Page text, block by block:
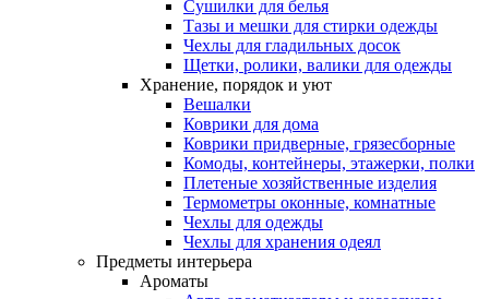
Сушилки для белья
Тазы и мешки для стирки одежды
Чехлы для гладильных досок
Щетки, ролики, валики для одежды
Хранение, порядок и уют
Вешалки
Коврики для дома
Коврики придверные, грязесборные
Комоды, контейнеры, этажерки, полки
Плетеные хозяйственные изделия
Термометры оконные, комнатные
Чехлы для одежды
Чехлы для хранения одеял
Предметы интерьера
Ароматы